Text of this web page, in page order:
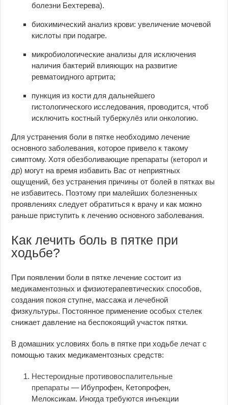
болезни Бехтерева).
биохимический анализ крови: увеличение мочевой
кислоты при подагре.
микробиологические анализы для исключения
наличия бактерий влияющих на развитие
ревматоидного артрита;
пункция из кости для дальнейшего
гистологического исследования, проводится, чтоб
исключить костный туберкулёз или онкологию.
Для устранения боли в пятке необходимо лечение
основного заболевания, которое привело к такому
симптому. Хотя обезболивающие препараты (кеторол и
др) могут на время избавить Вас от неприятных
ощущений, без устранения причины от болей в пятках вы
не избавитесь. Поэтому при малейших болезненных
проявлениях следует обратиться к врачу и как можно
раньше приступить к лечению основного заболевания.
Как лечить боль в пятке при
ходьбе?
При появлении боли в пятке лечение состоит из
медикаментозных и физиотерапевтических способов,
создания покоя ступне, массажа и лечебной
физкультуры. Постоянное применение особых стелек
снижает давление на беспокоящий участок пятки.
В домашних условиях боль в пятке при ходьбе лечат с
помощью таких медикаментозных средств:
Нестероидные противовоспалительные
препараты — Ибупрофен, Кетопрофен,
Мелоксикам. Иногда требуются инъекции